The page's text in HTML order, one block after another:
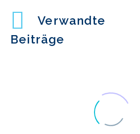
Verwandte
Beiträge